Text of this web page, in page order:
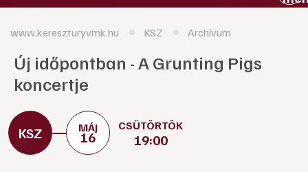
www.kereszturyvmk.hu KSZ Archívum
Új időpontban - A Grunting Pigs
koncertje
MÁJ
16
CSÜTÖRTÖK
19:00